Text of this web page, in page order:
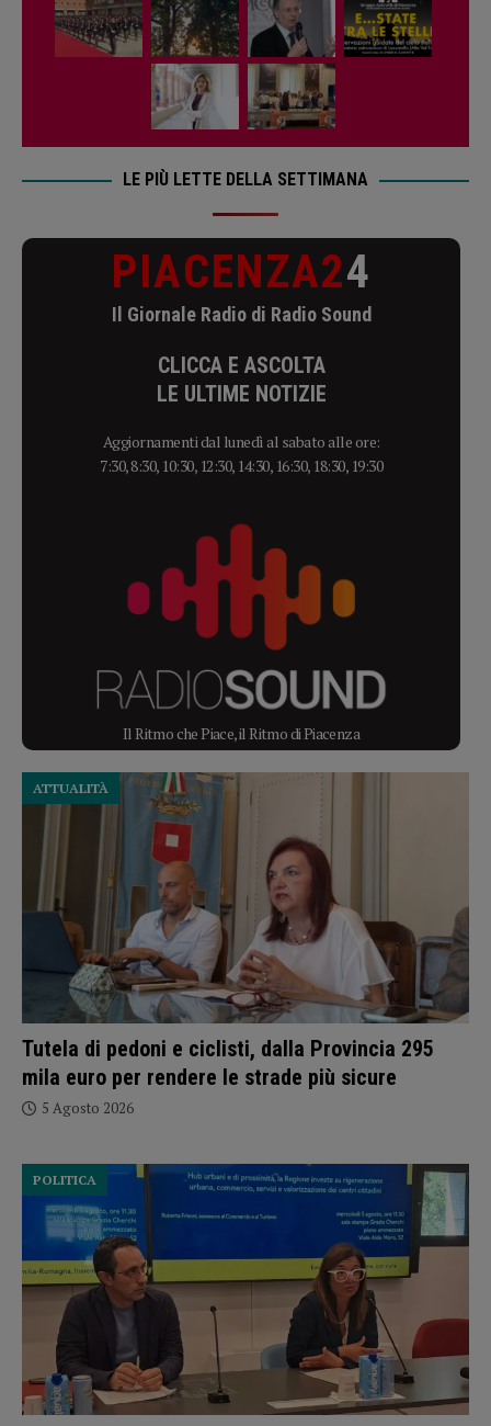
LE PIÙ LETTE DELLA SETTIMANA
PIACENZA24
Il Giornale Radio di Radio Sound
CLICCA E ASCOLTA
LE ULTIME NOTIZIE
Aggiornamenti dal lunedì al sabato alle ore:
7:30, 8:30, 10:30, 12:30, 14:30, 16:30, 18:30, 19:30
Il Ritmo che Piace, il Ritmo di Piacenza
Tutela di pedoni e ciclisti, dalla Provincia 295
mila euro per rendere le strade più sicure
ATTUALITÀ
5 Agosto 2026
POLITICA